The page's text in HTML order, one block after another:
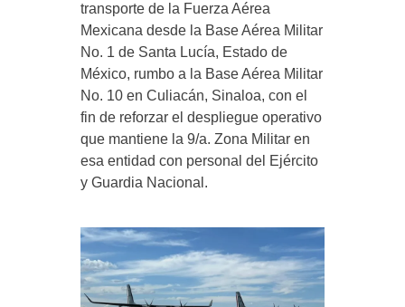
transporte de la Fuerza Aérea
Mexicana desde la Base Aérea Militar
No. 1 de Santa Lucía, Estado de
México, rumbo a la Base Aérea Militar
No. 10 en Culiacán, Sinaloa, con el
fin de reforzar el despliegue operativo
que mantiene la 9/a. Zona Militar en
esa entidad con personal del Ejército
y Guardia Nacional.